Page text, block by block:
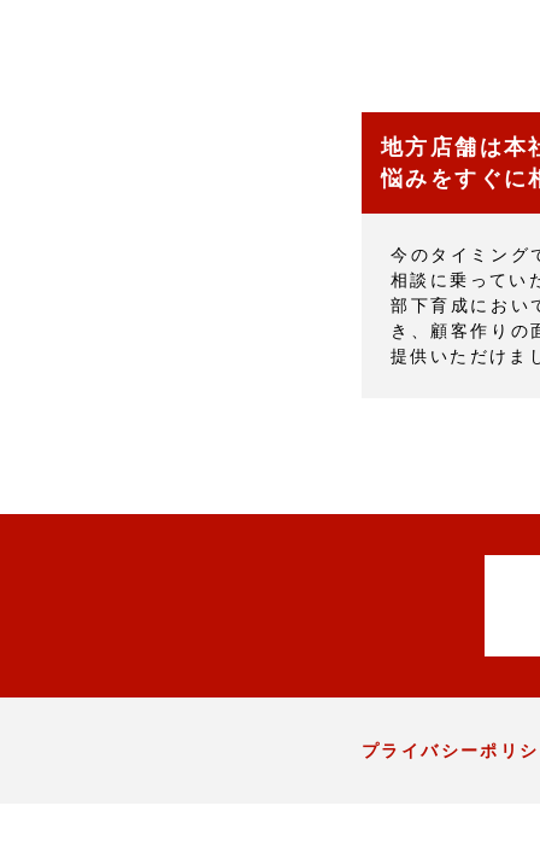
地方店舗は本
悩みをすぐに
今のタイミング
相談に乗ってい
部下育成におい
き、顧客作りの
提供いただけま
プライバシーポリ